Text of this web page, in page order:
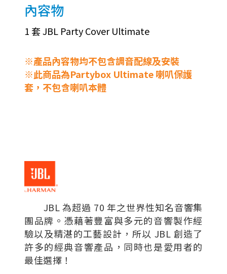
內容物
1 套 JBL Party Cover Ultimate
※產品內容物均不包含調音配線及安裝
※此商品為Partybox Ultimate 喇叭保護
套，不包含喇叭本體
JBL 為超過 70 年之世界性知名音響集
團品牌。憑藉著豐富與多元的音響製作經
驗以及精湛的工藝設計，所以 JBL 創造了
許多的經典音響產品，同時也是愛用者的
最佳選擇！